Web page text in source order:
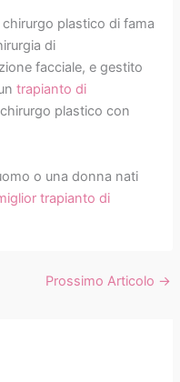
plastico di fama
di
facciale, e gestito
trapianto di
plastico con
o una donna nati
trapianto di
Prossimo Articolo →